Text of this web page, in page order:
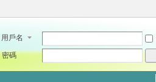
用戶名
密碼